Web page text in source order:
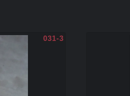
031-3